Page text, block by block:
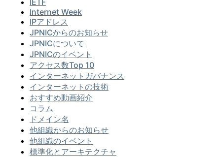
Internet Week
IPアドレス
JPNICからのお知らせ
JPNICについて
JPNICのイベント
アクセス数Top 10
インターネットガバナンス
インターネットの技術
おすすめ動画紹介
コラム
ドメイン名
他組織からのお知らせ
他組織のイベント
標準化とアーキテクチャ